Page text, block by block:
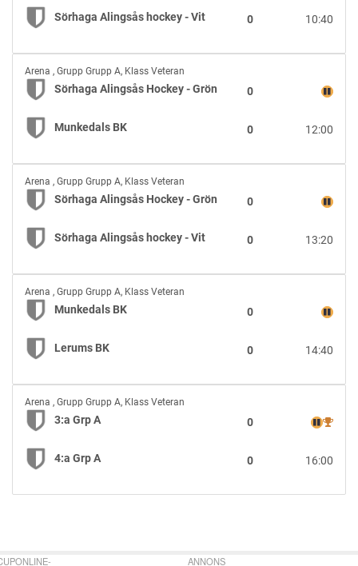
Sörhaga
Alingsås
-
Vit
Sörhaga Alingsås hockey - Vit 10:40
0
Sörhaga
Alingsås
Hockey
-
Grön
Munkedals
BK
Arena , Grupp Grupp A, Klass Veteran
Sörhaga Alingsås Hockey - Grön 0
Munkedals BK 12:00
0
Sörhaga
Alingsås
Hockey
-
Grön
Sörhaga
Alingsås
hockey
Vit
Arena , Grupp Grupp A, Klass Veteran
Sörhaga Alingsås Hockey - Grön 0
Sörhaga Alingsås hockey - Vit 13:20
0
Munkedals
BK
vs
Lerums
BK
Arena , Grupp Grupp A, Klass Veteran
Munkedals BK 0
Lerums BK 14:40
0
3:a
Grp
A
vs
4:a
A
Arena , Grupp Grupp A, Klass Veteran
3:a Grp A 0
4:a Grp A 16:00
0
ANNONS